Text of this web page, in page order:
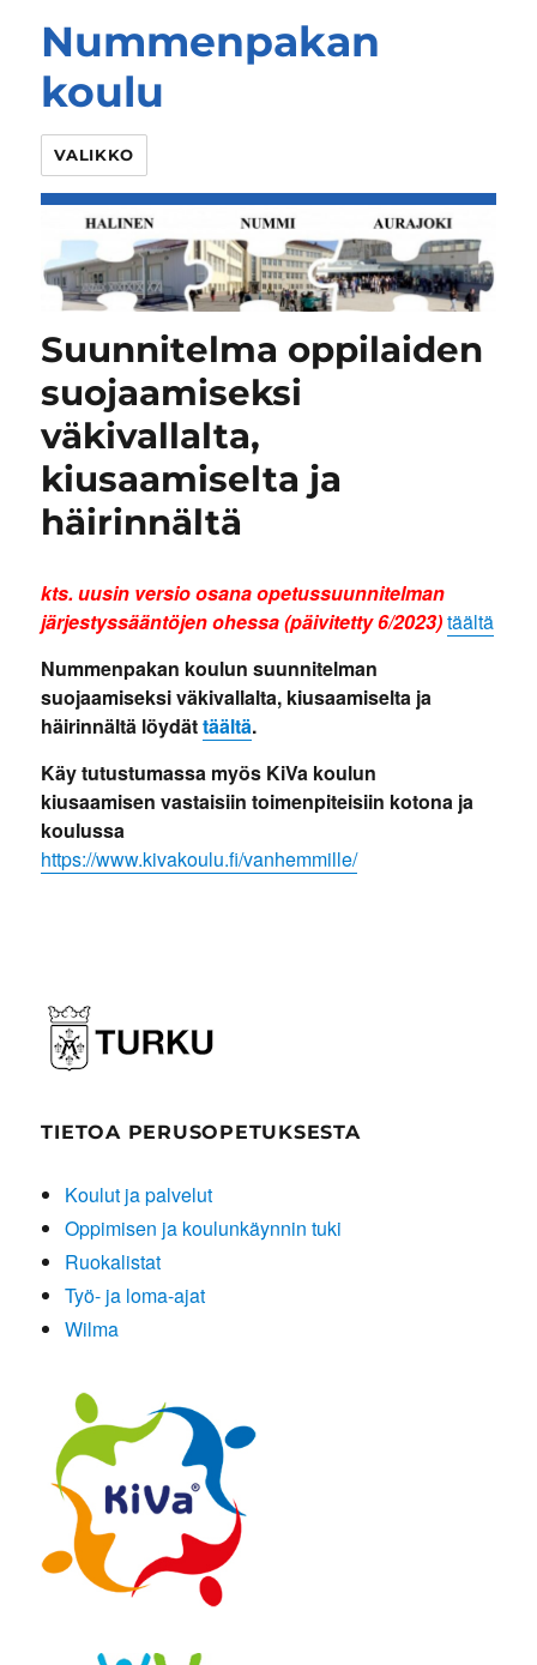
Nummenpakan
koulu
VALIKKO
Suunnitelma oppilaiden
suojaamiseksi
väkivallalta,
kiusaamiselta ja
häirinnältä
kts. uusin versio osana opetussuunnitelman
järjestyssääntöjen ohessa (päivitetty 6/2023)täältä
Nummenpakan koulun suunnitelman
suojaamiseksi väkivallalta, kiusaamiselta ja
häirinnältä löydättäältä.
Käy tutustumassa myös KiVa koulun
kiusaamisen vastaisiin toimenpiteisiin kotona ja
koulussa
https://www.kivakoulu.fi/vanhemmille/
TIETOA PERUSOPETUKSESTA
Koulut ja palvelut
Oppimisen ja koulunkäynnin tuki
Ruokalistat
Työ- ja loma-ajat
Wilma